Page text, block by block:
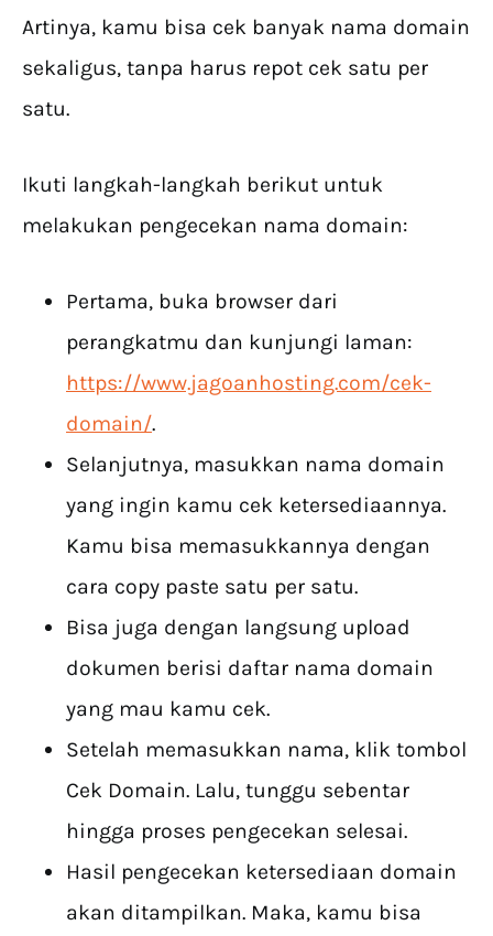
Artinya, kamu bisa cek banyak nama domain
sekaligus, tanpa harus repot cek satu per
satu.
Ikuti langkah-langkah berikut untuk
melakukan pengecekan nama domain:
Pertama, buka browser dari
perangkatmu dan kunjungi laman:
https://www.jagoanhosting.com/cek-
domain/.
Selanjutnya, masukkan nama domain
yang ingin kamu cek ketersediaannya.
Kamu bisa memasukkannya dengan
cara copy paste satu per satu.
Bisa juga dengan langsung upload
dokumen berisi daftar nama domain
yang mau kamu cek.
Setelah memasukkan nama, klik tombol
Cek Domain. Lalu, tunggu sebentar
hingga proses pengecekan selesai.
Hasil pengecekan ketersediaan domain
akan ditampilkan. Maka, kamu bisa